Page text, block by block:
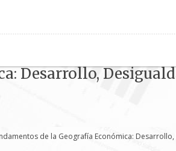
Desarrollo,
de la Geografía Económica: